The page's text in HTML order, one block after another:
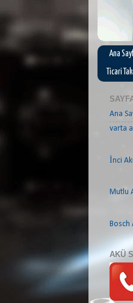
Ana
Ticari
Ana
varta
İnci
Mutlu
Bosch
AKÜ